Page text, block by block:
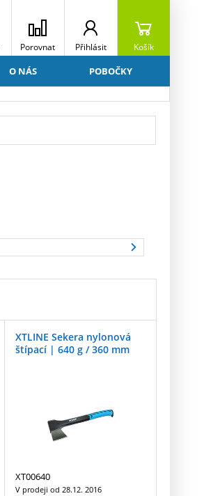
Porovnat Přihlásit Košík
O NÁS POBOČKY
XTLINE Sekera nylonová
štípací | 640 g / 360 mm
XT00640
V prodeji od 28.12. 2016